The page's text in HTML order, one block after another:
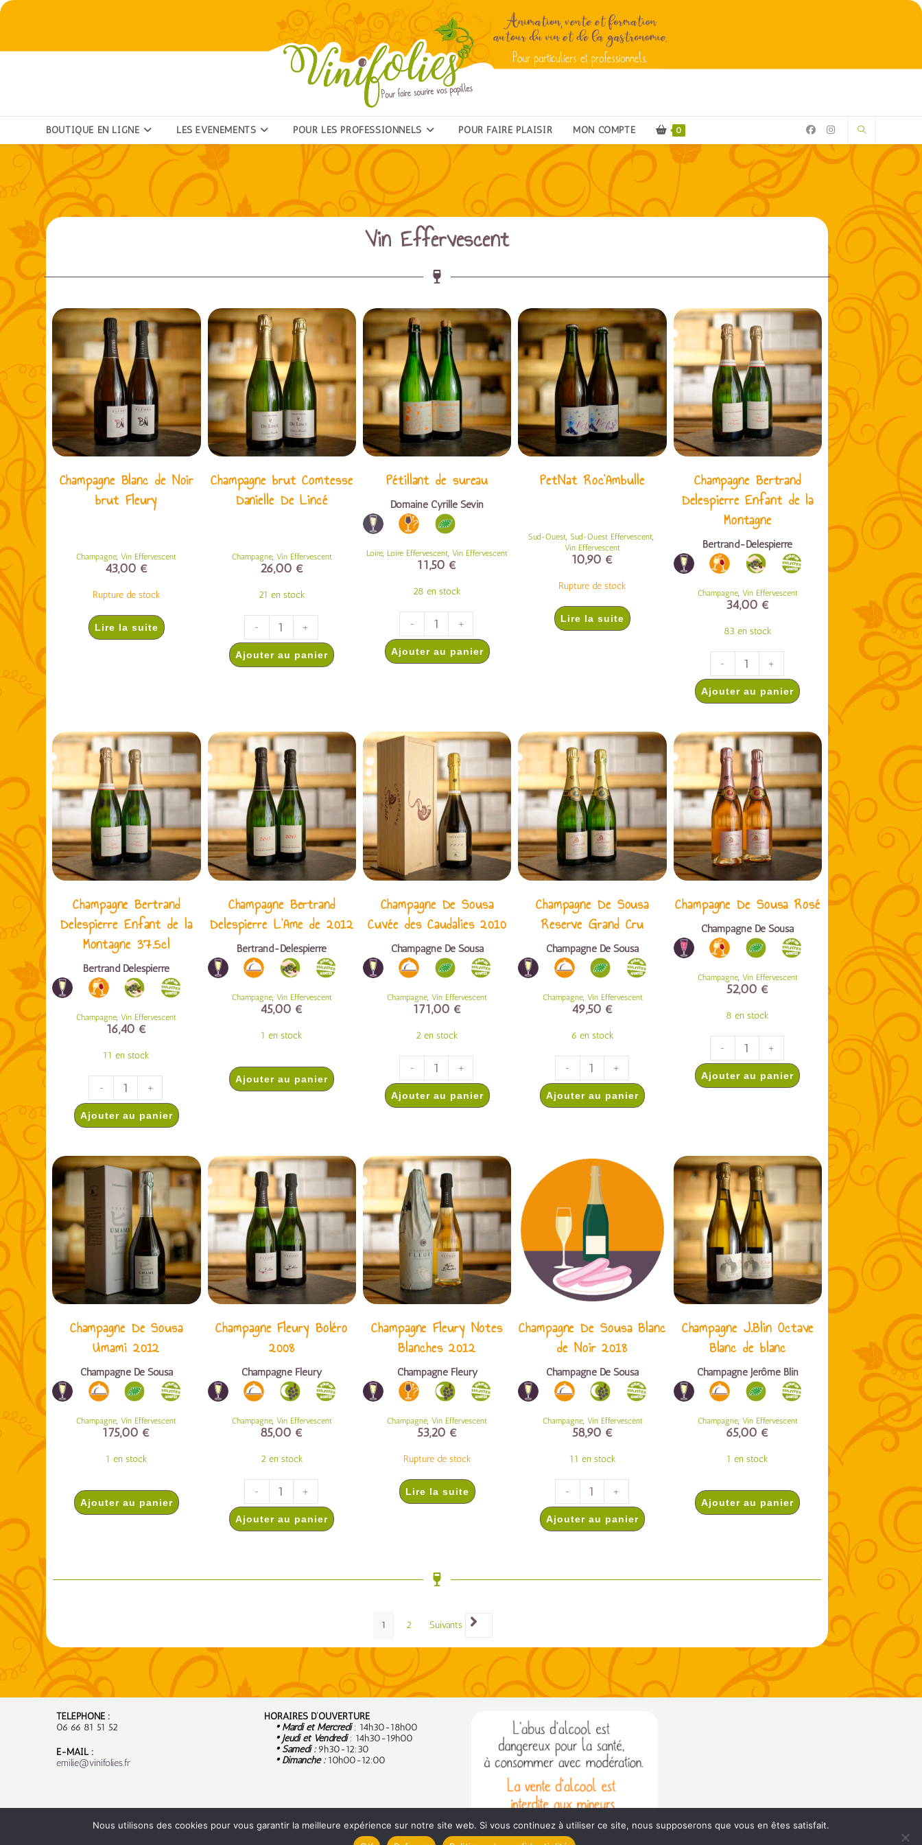
BOUTIQUE EN LIGNE LES ÉVÉNEMENTS POUR LES PROFESSIONNELS POUR FAIRE PLAISIR MON COMPTE 0
Vin Effervescent
Champagne Blanc de Noir
brut Fleury
Champagne,Vin Effervescent
43,00 €
Rupture de stock
Lire la suite
Champagne brut Comtesse
Danielle De Lincé
Champagne, Vin Effervescent
26,00 €
21 en stock
- +
Ajouter au panier
Pétillant de sureau
Domaine Cyrille Sevin
Loire, Loire Effervescent,Vin Effervescent
11,50 €
28 en stock
- +
Ajouter au panier
PetNat Roc’Ambulle
Sud-Ouest,Sud-Ouest Effervescent,
Vin Effervescent
10,90 €
Rupture de stock
Lire la suite
Champagne Bertrand
Delespierre Enfant de la
Montagne
Bertrand-Delespierre
Champagne, Vin Effervescent
34,00 €
83 en stock
- +
Ajouter au panier
Champagne Bertrand
Delespierre Enfant de la
Montagne 37.5cl
Bertrand Delespierre
Champagne,Vin Effervescent
16,40 €
11 en stock
- +
Ajouter au panier
Champagne Bertrand
Delespierre L’Ame de 2012
Bertrand-Delespierre
Champagne, Vin Effervescent
45,00 €
1 en stock
Ajouter au panier
Champagne De Sousa
Cuvée des Caudalies 2010
Champagne De Sousa
Champagne,Vin Effervescent
171,00 €
2 en stock
- +
Ajouter au panier
Champagne De Sousa
Reserve Grand Cru
Champagne De Sousa
Champagne, Vin Effervescent
49,50 €
6 en stock
- +
Ajouter au panier
Champagne De Sousa Rosé
Champagne De Sousa
Champagne, Vin Effervescent
52,00 €
8 en stock
- +
Ajouter au panier
Champagne De Sousa
Umami 2012
Champagne De Sousa
Champagne,Vin Effervescent
175,00 €
1 en stock
Ajouter au panier
Champagne Fleury Boléro
2008
Champagne Fleury
Champagne, Vin Effervescent
85,00 €
2 en stock
- +
Ajouter au panier
Champagne Fleury Notes
Blanches 2012
Champagne Fleury
Champagne,Vin Effervescent
53,20 €
Rupture de stock
Lire la suite
Champagne De Sousa Blanc
de Noir 2018
Champagne De Sousa
Champagne, Vin Effervescent
58,90 €
11 en stock
- +
Ajouter au panier
Champagne J.Blin Octave
Blanc de blanc
Champagne Jérôme Blin
Champagne, Vin Effervescent
65,00 €
1 en stock
Ajouter au panier
1 2 Suivants
TÉLÉPHONE :
06 66 81 51 52
E-MAIL :
emilie@vinifolies.fr
HORAIRES D’OUVERTURE
• Mardi et Mercredi: 14h30-18h00
• Jeudi et Vendredi: 14h30-19h00
• Samedi :9h30-12:30
• Dimanche :10h00-12:00
Nous utilisons des cookies pour vous garantir la meilleure expérience sur notre site web. Si vous continuez à utiliser ce site, nous supposerons que vous en êtes satisfait.